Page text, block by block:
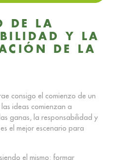
DE LA
Y LA
DE LA
consigo el comienzo de un
ideas comienzan a
ganas, la responsabilidad y
el mejor escenario para
el mismo: formar